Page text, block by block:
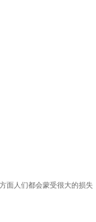
面人们都会蒙受很大的损失